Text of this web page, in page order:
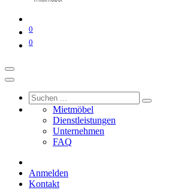
0
0
Mietmöbel
Dienstleistungen
Unternehmen
FAQ
Anmelden
Kontakt